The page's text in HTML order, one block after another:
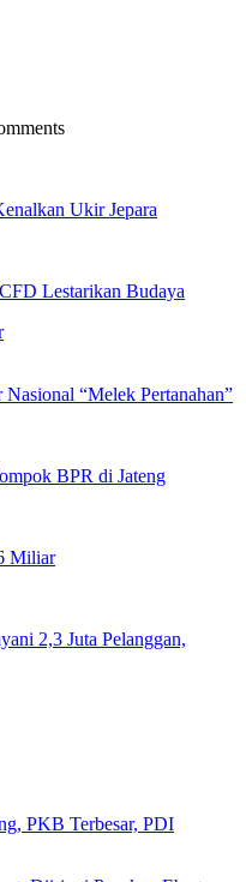
Ukir Jepara
Lestarikan Budaya
“Melek Pertanahan”
BPR di Jateng
Miliar
2,3 Juta Pelanggan,
PKB Terbesar, PDI